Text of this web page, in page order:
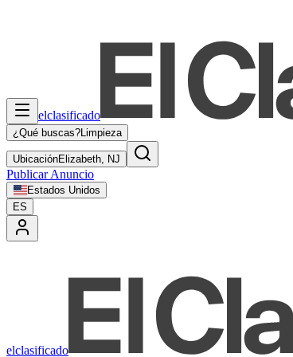
elclasificado
¿Qué buscas?Limpieza
UbicaciónElizabeth, NJ
Publicar Anuncio
Estados Unidos
ES
elclasificado